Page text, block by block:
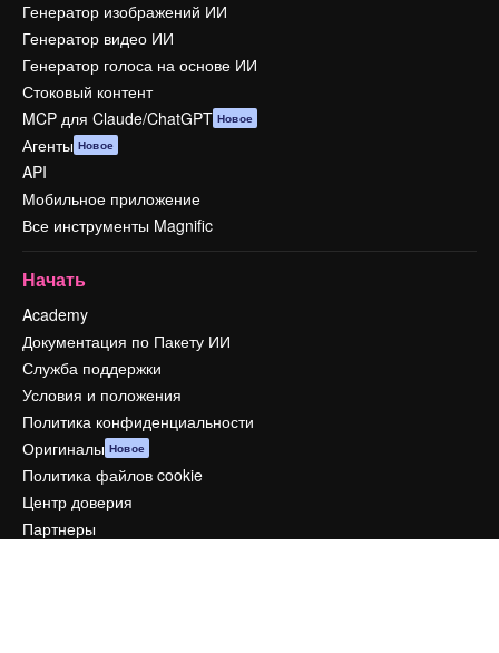
Генератор изображений ИИ
Генератор видео ИИ
Генератор голоса на основе ИИ
Стоковый контент
MCP для Claude/ChatGPT Новое
Агенты Новое
API
Мобильное приложение
Все инструменты Magnific
Начать
Academy
Документация по Пакету ИИ
Служба поддержки
Условия и положения
Политика конфиденциальности
Оригиналы Новое
Политика файлов cookie
Центр доверия
Партнеры